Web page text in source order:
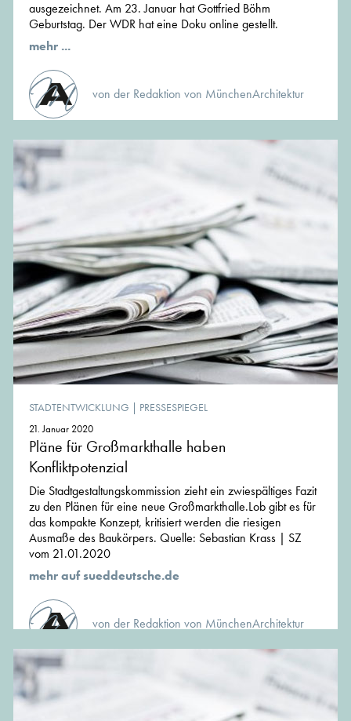
ausgezeichnet. Am 23. Januar hat Gottfried Böhm
Geburtstag. Der WDR hat eine Doku online gestellt.
mehr ...
von der Redaktion von MünchenArchitektur
STADTENTWICKLUNG | PRESSESPIEGEL
21. Januar 2020
Pläne für Großmarkthalle haben
Konfliktpotenzial
Die Stadtgestaltungskommission zieht ein zwiespältiges Fazit
zu den Plänen für eine neue Großmarkthalle.Lob gibt es für
das kompakte Konzept, kritisiert werden die riesigen
Ausmaße des Baukörpers. Quelle: Sebastian Krass | SZ
vom 21.01.2020
mehr auf sueddeutsche.de
von der Redaktion von MünchenArchitektur